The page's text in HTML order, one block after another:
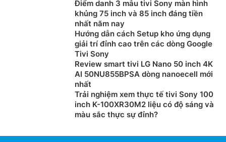
Điểm danh 3 mẫu tivi Sony màn hình
khủng 75 inch và 85 inch đáng tiền
nhất năm nay
Hướng dẫn cách Setup kho ứng dụng
giải trí đỉnh cao trên các dòng Google
Tivi Sony
Review smart tivi LG Nano 50 inch 4K
AI 50NU855BPSA dòng nanoecell mới
nhất
Trải nghiệm xem thực tế tivi Sony 100
inch K-100XR30M2 liệu có độ sáng và
màu sắc thực sự đỉnh?